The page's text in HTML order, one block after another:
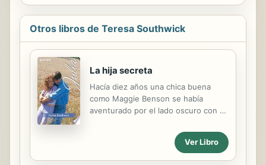
Otros libros de Teresa Southwick
La hija secreta
Hacía diez años una chica buena
como Maggie Benson se había
aventurado por el lado oscuro con el
una noche de pasión, Jack había
desaparecido y había dejado aVer Libro